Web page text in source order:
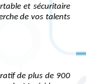
et sécuritaire
de vos talents
de plus de 900